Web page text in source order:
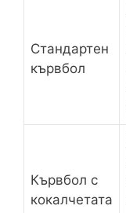
Стандартен
кървбол
Кървбол с
кокалчетата